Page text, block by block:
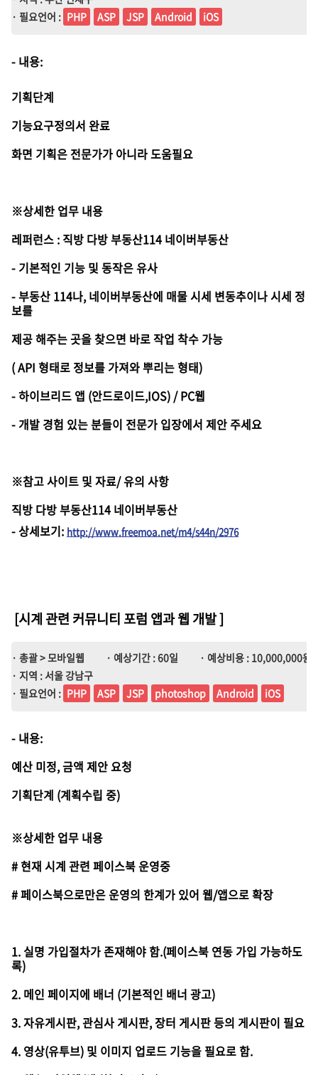
· 필요언어 : PHP ASP JSP Android iOS
- 내용:
기획단계
기능요구정의서 완료
화면 기획은 전문가가 아니라 도움필요
※상세한 업무 내용
레퍼런스 : 직방 다방 부동산114 네이버부동산
- 기본적인 기능 및 동작은 유사
- 부동산 114나, 네이버부동산에 매물 시세 변동추이나 시세 정
보를
제공 해주는 곳을 찾으면 바로 작업 착수 가능
( API 형태로 정보를 가져와 뿌리는 형태)
- 하이브리드 앱 (안드로이드,IOS) / PC웹
- 개발 경험 있는 분들이 전문가 입장에서 제안 주세요
※참고 사이트 및 자료/ 유의 사항
직방 다방 부동산114 네이버부동산
-상세보기: http://www.freemoa.net/m4/s44n/2976
[시계 관련 커뮤니티 포럼 앱과 웹 개발]
· 총괄 > 모바일웹 · 예상기간 : 60일
· 예상비용 : 10,000,000원
· 지역 : 서울 강남구
· 필요언어 : PHP ASP JSP photoshop Android iOS
- 내용:
예산 미정, 금액 제안 요청
기획단계 (계획수립 중)
※상세한 업무 내용
# 현재 시계 관련 페이스북 운영중
# 페이스북으로만은 운영의 한계가 있어 웹/앱으로 확장
1. 실명 가입절차가 존재해야 함.(페이스북 연동 가입 가능하도
록)
2. 메인 페이지에 배너 (기본적인 배너 광고)
3. 자유게시판, 관심사 게시판, 장터 게시판 등의 게시판이 필요
4. 영상(유투브) 및 이미지 업로드 기능을 필요로 함.